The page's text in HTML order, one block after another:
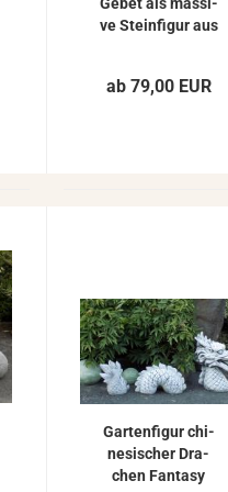
ve Stein­fi­gur aus
ab 79,00 EUR
Gar­ten­fi­gur chi­
ne­si­scher Dra­
chen Fan­ta­sy